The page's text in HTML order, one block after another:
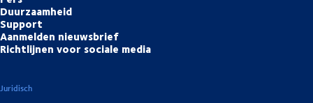
Duurzaamheid
Support
Aanmelden nieuwsbrief
Richtlijnen voor sociale media
Juridisch